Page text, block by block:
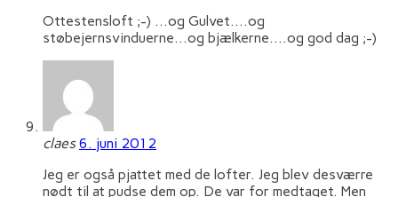
Ottestensloft ;-) …og Gulvet….og
støbejernsvinduerne…og bjælkerne….og god dag ;-)
claes 6. juni 2012
Jeg er også pjattet med de lofter. Jeg blev desværre
nødt til at pudse dem op. De var for medtaget. Men